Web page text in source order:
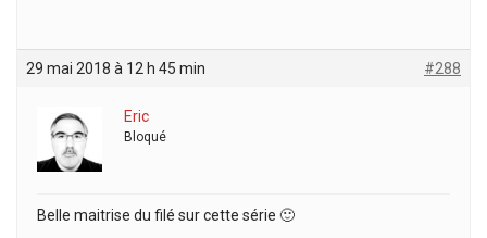
29 mai 2018 à 12 h 45 min #288
Eric
Bloqué
Belle maitrise du filé sur cette série 🙂